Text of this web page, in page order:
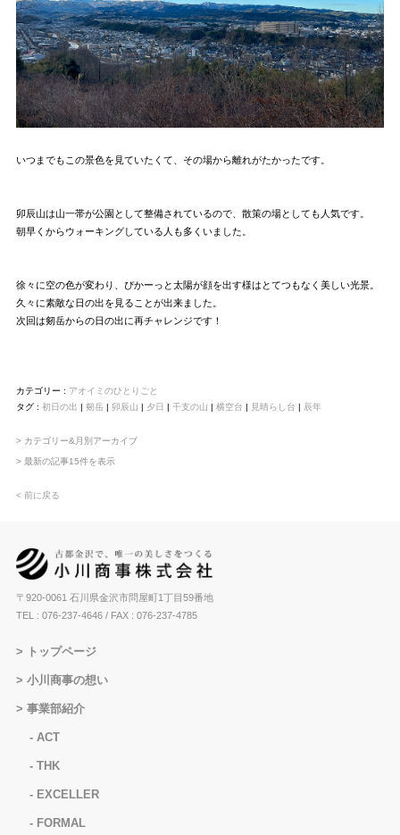
いつまでもこの景色を見ていたくて、その場から離れがたかったです。
卯辰山は山一帯が公園として整備されているので、散策の場としても人気です。
朝早くからウォーキングしている人も多くいました。
徐々に空の色が変わり、ぴかーっと太陽が顔を出す様はとてつもなく美しい光景。
久々に素敵な日の出を見ることが出来ました。
次回は剱岳からの日の出に再チャレンジです！
カテゴリー : アオイミのひとりごと
タグ : 初日の出 | 剱岳| 卯辰山 | 夕日 | 干支の山 | 横空台 | 見晴らし台 | 辰年
> カテゴリー&月別アーカイブ
> 最新の記事15件を表示
< 前に戻る
〒920-0061 石川県金沢市問屋町1丁目59番地
TEL : 076-237-4646/ FAX : 076-237-4785
トップページ
小川商事の想い
事業部紹介
ACT
THK
EXCELLER
FORMAL